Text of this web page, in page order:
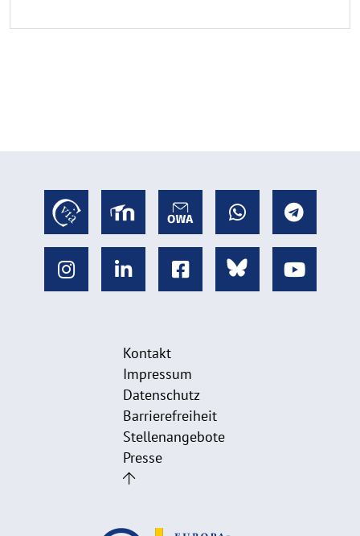
Kontakt
Impressum
Datenschutz
Barrierefreiheit
Stellenangebote
Presse